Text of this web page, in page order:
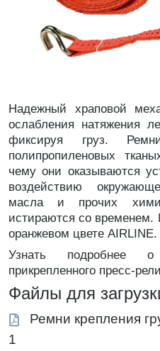
Надежный храповой
ослабления натяжения
фиксируя груз.
полипропиленовых
чему они оказываются
воздействию
масла и прочих
истираются со
оранжевом цвете AIRLINE.
Узнать подробнее
прикрепленного пресс-
Файлы для
Ремни крепления
1